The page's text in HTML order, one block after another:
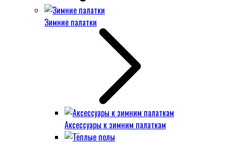
Зимние палатки
Аксессуары к зимним палаткам